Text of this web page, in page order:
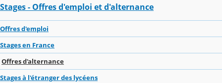
Stages - Offres d'emploi et d'alternance
Offres d'emploi
Stages en France
Offres d'alternance
Stages à l'étranger des lycéens